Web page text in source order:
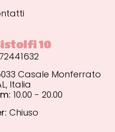
10
Casale Monferrato
Italia
10.00 - 20.00
Chiuso